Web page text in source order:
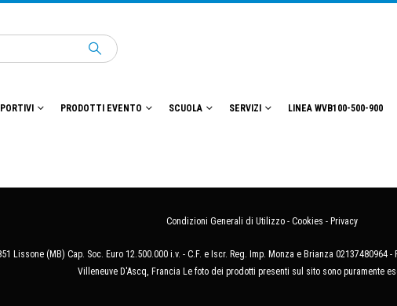
PRODOTTI EVENTO SCUOLA SERVIZI LINEA WVB100-500-900
Condizioni Generali di Utilizzo - Cookies - Privacy
Lissone (MB) Cap. Soc. Euro 12.500.000 i.v. - C.F. e Iscr. Reg. Imp. Monza e Brianza 02137480964
Villeneuve D'Ascq, Francia Le foto dei prodotti presenti sul sito sono puramente